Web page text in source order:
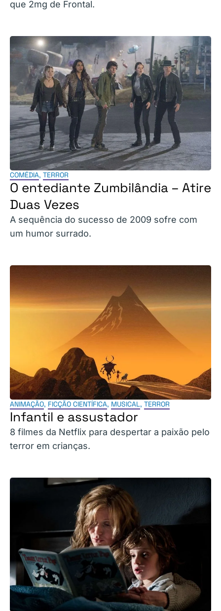
que 2mg de Frontal.
COMÉDIA, TERROR
O entediante Zumbilândia – Atire
Duas Vezes
A sequência do sucesso de 2009 sofre com
um humor surrado.
ANIMAÇÃO, FICÇÃO CIENTÍFICA, MUSICAL, TERROR
Infantil e assustador
8 filmes da Netflix para despertar a paixão pelo
terror em crianças.